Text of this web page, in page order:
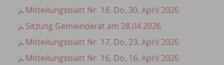
Mitteilungsblatt Nr. 18, Do, 30. April 2026
Sitzung Gemeinderat am 28.04.2026
Mitteilungsblatt Nr. 17, Do, 23. April 2026
Mitteilungsblatt Nr. 16, Do, 16. April 2026